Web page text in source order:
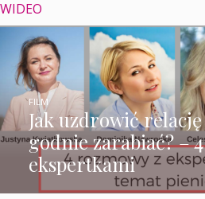
WIDEO
Jak uzdrowić
godnie zarabiać? –
ekspertkami
FILM